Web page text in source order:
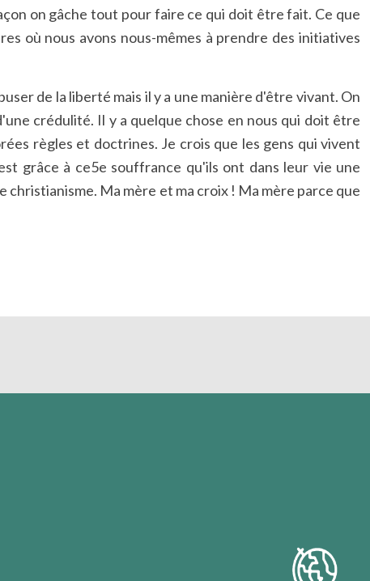
on gâche tout pour faire ce qui doit être fait. Ce que
où nous avons nous-mêmes à prendre des initiatives
de la liberté mais il y a une manière d'être vivant. On
crédulité. Il y a quelque chose en nous qui doit être
règles et doctrines. Je crois que les gens qui vivent
grâce à ce5e souffrance qu'ils ont dans leur vie une
Ma mère et ma croix ! Ma mère parce que